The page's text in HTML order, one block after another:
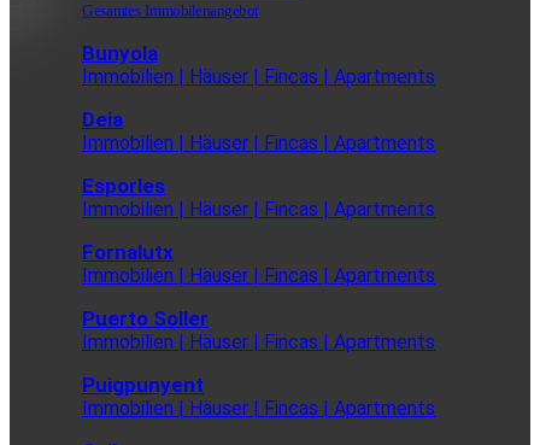
Gesamtes Immobilenangebot
Bunyola
Immobilien | Häuser | Fincas | Apartments
Deia
Immobilien | Häuser | Fincas | Apartments
Esporles
Immobilien | Häuser | Fincas | Apartments
Fornalutx
Immobilien | Häuser | Fincas | Apartments
Puerto Soller
Immobilien | Häuser | Fincas | Apartments
Puigpunyent
Immobilien | Häuser | Fincas | Apartments